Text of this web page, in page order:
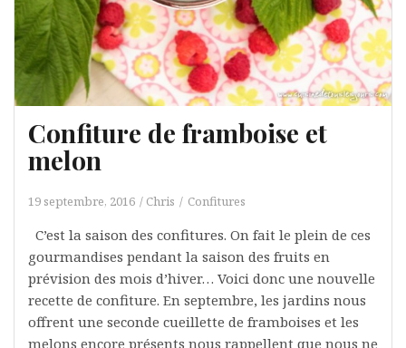
Confiture de framboise et
melon
19 septembre, 2016 Chris Confitures
C’est la saison des confitures. On fait le plein de ces
gourmandises pendant la saison des fruits en
prévision des mois d’hiver… Voici donc une nouvelle
recette de confiture. En septembre, les jardins nous
offrent une seconde cueillette de framboises et les
melons encore présents nous rappellent que nous ne